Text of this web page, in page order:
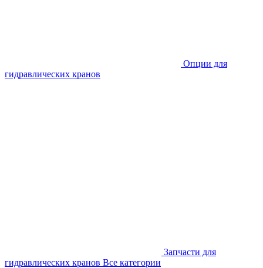
Опции для
гидравлических кранов
Запчасти для
гидравлических кранов Все категории